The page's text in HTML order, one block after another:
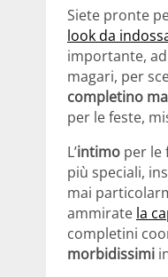
Siete pronte
look da
importante,
magari, per
completino
per le feste,
L’intimo per le
più speciali,
mai
ammirate la
completini
morbidissimi